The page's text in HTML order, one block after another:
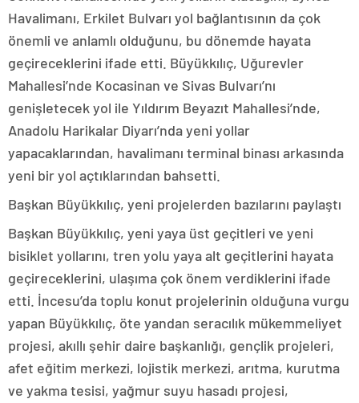
Havalimanı, Erkilet Bulvarı yol bağlantısının da çok
önemli ve anlamlı olduğunu, bu dönemde hayata
geçireceklerini ifade etti. Büyükkılıç, Uğurevler
Mahallesi’nde Kocasinan ve Sivas Bulvarı’nı
genişletecek yol ile Yıldırım Beyazıt Mahallesi’nde,
Anadolu Harikalar Diyarı’nda yeni yollar
yapacaklarından, havalimanı terminal binası arkasında
yeni bir yol açtıklarından bahsetti.
Başkan Büyükkılıç, yeni projelerden bazılarını paylaştı
Başkan Büyükkılıç, yeni yaya üst geçitleri ve yeni
bisiklet yollarını, tren yolu yaya alt geçitlerini hayata
geçireceklerini, ulaşıma çok önem verdiklerini ifade
etti. İncesu’da toplu konut projelerinin olduğuna vurgu
yapan Büyükkılıç, öte yandan seracılık mükemmeliyet
projesi, akıllı şehir daire başkanlığı, gençlik projeleri,
afet eğitim merkezi, lojistik merkezi, arıtma, kurutma
ve yakma tesisi, yağmur suyu hasadı projesi,